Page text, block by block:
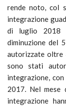
rende noto, col
integrazione
di luglio 2018
diminuzione del
autorizzate oltre
sono stati
integrazione,
2017. Nel
integrazione